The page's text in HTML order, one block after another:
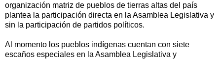
organización matriz de pueblos de tierras altas del país
plantea la participación directa en la Asamblea Legislativa y
sin la participación de partidos políticos.
Al momento los pueblos indígenas cuentan con siete
escaños especiales en la Asamblea Legislativa y